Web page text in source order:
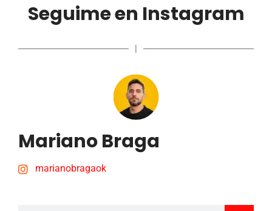
Seguime en Instagram
|
Mariano Braga
marianobragaok